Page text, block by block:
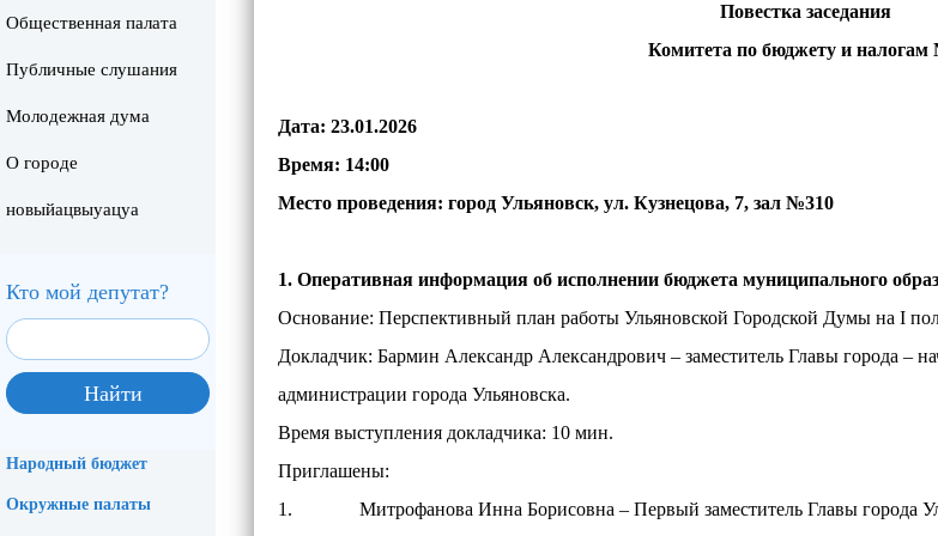
Общественная палата
Публичные слушания
Молодежная дума
О городе
новыйацвыуацуа
Кто мой депутат?
Народный бюджет
Окружные палаты
Повестка заседания
Комитета по бюджету и налогам
Дата: 23.01.2026
Время: 14:00
Место проведения: город Ульяновск, ул. Кузнецова, 7, зал №310
1. Оперативная информация об исполнении бюджета муниципального
Основание: Перспективный план работы Ульяновской Городской Думы на I
Докладчик: Бармин Александр Александрович – заместитель Главы города –
администрации города Ульяновска.
Время выступления докладчика: 10 мин.
Приглашены:
1. Митрофанова Инна Борисовна – Первый заместитель Главы города